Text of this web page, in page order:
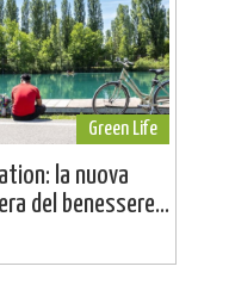
Green Life
la nuova
del benessere...